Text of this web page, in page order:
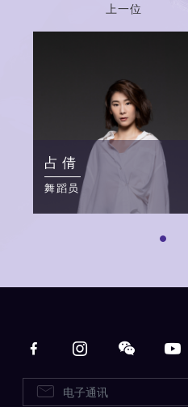
上一位
占倩
舞蹈员
Main navigation
电子通讯